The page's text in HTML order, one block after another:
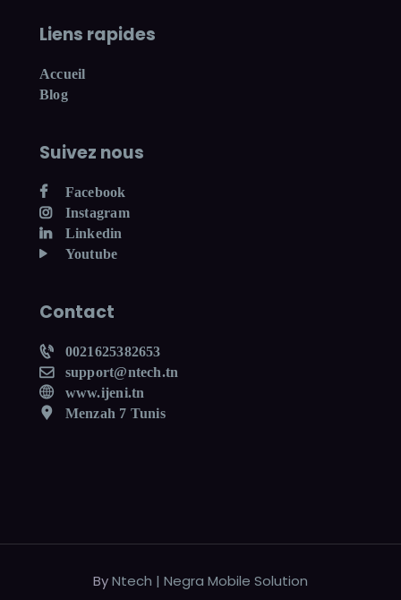
Liens rapides
Accueil
Blog
Suivez nous
Facebook
Instagram
Linkedin
Youtube
Contact
0021625382653
support@ntech.tn
www.ijeni.tn
Menzah 7 Tunis
ByNtech | Negra Mobile Solution